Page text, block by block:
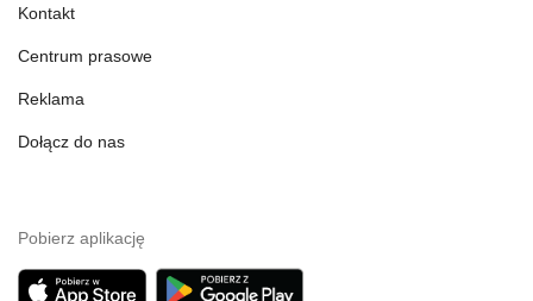
Kontakt
Centrum prasowe
Reklama
Dołącz do nas
Pobierz aplikację